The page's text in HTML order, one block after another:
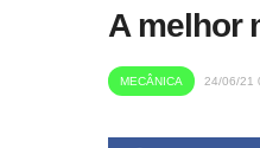
A melhor
MECÂNICA 24/06/21